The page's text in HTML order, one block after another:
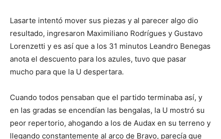
Lasarte intentó mover sus piezas y al parecer algo dio
resultado, ingresaron Maximiliano Rodrígues y Gustavo
Lorenzetti y es así que a los 31 minutos Leandro Benegas
anota el descuento para los azules, tuvo que pasar
mucho para que la U despertara.
Cuando todos pensaban que el partido terminaba así, y
en las gradas se encendían las bengalas, la U mostró su
peor repertorio, ahogando a los de Audax en su terreno y
llegando constantemente al arco de Bravo, parecía que